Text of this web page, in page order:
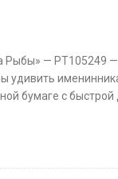
Рыбы» — PT105249
удивить
бумаге с быстрой